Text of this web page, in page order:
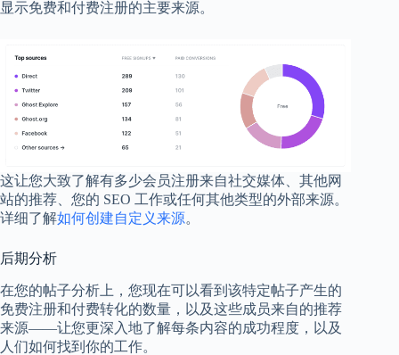
显示免费和付费注册的主要来源。
这让您大致了解有多少会员注册来自社交媒体、其他网
站的推荐、您的 SEO 工作或任何其他类型的外部来源。
详细了解如何创建自定义来源。
后期分析
在您的帖子分析上，您现在可以看到该特定帖子产生的
免费注册和付费转化的数量，以及这些成员来自的推荐
来源——让您更深入地了解每条内容的成功程度，以及
人们如何找到你的工作。